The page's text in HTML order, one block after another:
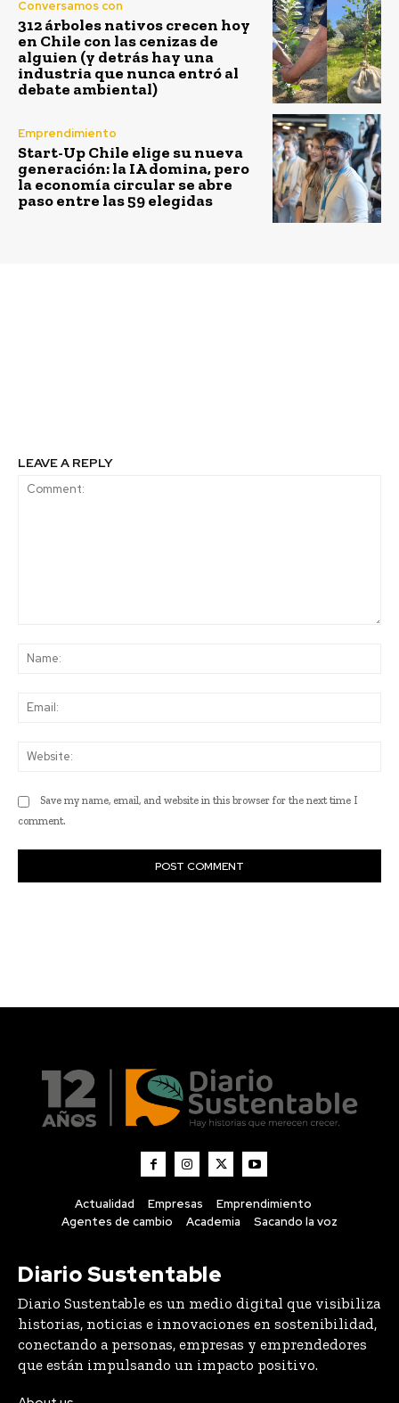
Actualidad Empresas
Emprendimiento
Agentes de cambio
Academia Sacando la voz
Diario Sustentable
Diario Sustentable es un medio digital que visibiliza
historias, noticias e innovaciones en sostenibilidad,
conectando a personas, empresas y emprendedores
que están impulsando un impacto positivo.